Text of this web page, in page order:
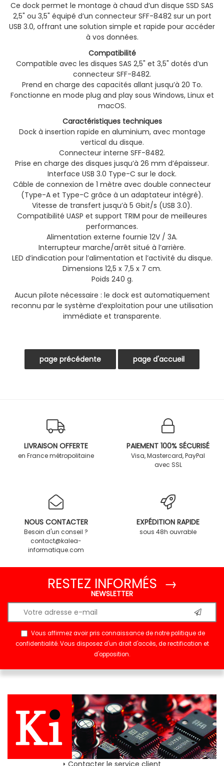
Ce dock permet le montage à chaud d’un disque SSD SAS
2,5" ou 3,5" équipé d’un connecteur SFF-8482 sur un port
USB 3.0, offrant une solution simple et rapide pour accéder
à vos données.
Compatibilité
Compatible avec les disques SAS 2,5" et 3,5" dotés d’un
connecteur SFF-8482.
Prend en charge des capacités allant jusqu’à 20 To.
Fonctionne en mode plug and play sous Windows, Linux et
macOS.
Caractéristiques techniques
Dock à insertion rapide en aluminium, avec montage
vertical du disque.
Connecteur interne SFF-8482.
Prise en charge des disques jusqu’à 26 mm d’épaisseur.
Interface USB 3.0 Type-C sur le dock.
Câble de connexion de 1 mètre avec double connecteur
(Type-A et Type-C grâce à un adaptateur intégré).
Vitesse de transfert jusqu’à 5 Gbit/s (USB 3.0).
Compatibilité UASP et support TRIM pour de meilleures
performances.
Alimentation externe fournie 12V / 3A.
Interrupteur marche/arrêt situé à l’arrière.
LED d’indication pour l’alimentation et l’activité du disque.
Dimensions 12,5 x 7,5 x 7 cm.
Poids 240 g.
Aucun pilote nécessaire : le dock est automatiquement
reconnu par le système d’exploitation pour une utilisation
immédiate et transparente.
LIVRAISON OFFERTE
en France métropolitaine
PAIEMENT 100% SÉCURISÉ
Visa, Mastercard, PayPal
avec SSL
NOUS CONTACTER
Besoin d'un conseil ?
contact@kalea-
informatique.com
EXPÉDITION RAPIDE
sous 48h ouvrable
RESTEZ INFORMÉS →
NEWSLETTER
Vous affirmez avoir pris connaissance de notrepolitique de
confidentialité. Vous disposez d'un droit d'accès, de rectification et
d'opposition.
Contacter le service client